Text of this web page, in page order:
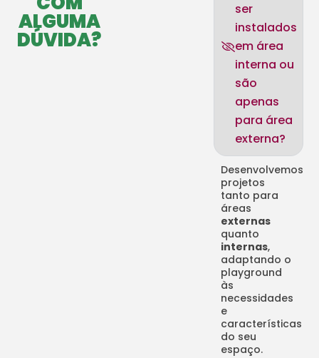
ALGUMA
DÚVIDA?
ser
instalados
em área
interna ou
são
apenas
para área
externa?
Desenvolvemos
projetos
tanto para
áreas
externas
quanto
internas,
adaptando o
playground
às
necessidades
e
características
do seu
espaço.